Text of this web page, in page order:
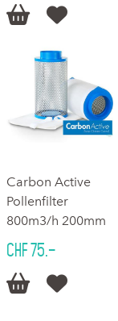
 
Carbon Active
Pollenfilter
800m3/h 200mm
CHF 75.–
 